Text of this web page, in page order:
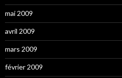
mai 2009
avril 2009
mars 2009
février 2009